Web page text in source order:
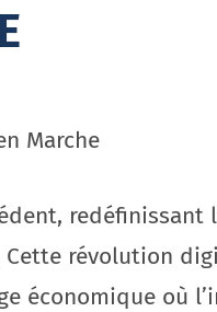
Marche
redéfinissant
révolution
économique où